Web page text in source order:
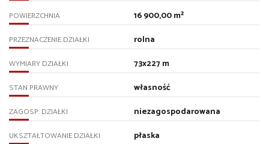
POWIERZCHNIA 16 900,00 m²
PRZEZNACZENIE DZIAŁKI rolna
WYMIARY DZIAŁKI 73x227 m
STAN PRAWNY własność
ZAGOSP. DZIAŁKI niezagospodarowana
UKSZTAŁTOWANIE DZIAŁKI płaska